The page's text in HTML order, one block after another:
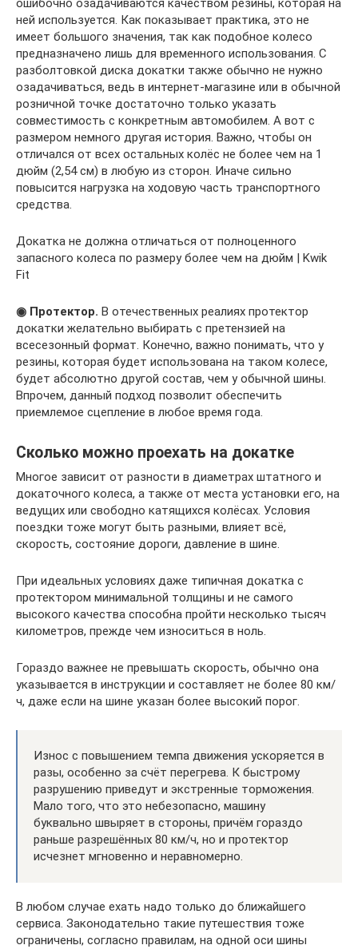
ошибочно озадачиваются качеством резины, которая на
ней используется. Как показывает практика, это не
имеет большого значения, так как подобное колесо
предназначено лишь для временного использования. С
разболтовкой диска докатки также обычно не нужно
озадачиваться, ведь в интернет-магазине или в обычной
розничной точке достаточно только указать
совместимость с конкретным автомобилем. А вот с
размером немного другая история. Важно, чтобы он
отличался от всех остальных колёс не более чем на 1
дюйм (2,54 см) в любую из сторон. Иначе сильно
повысится нагрузка на ходовую часть транспортного
средства.
Докатка не должна отличаться от полноценного
запасного колеса по размеру более чем на дюйм | Kwik
Fit
◉ Протектор. В отечественных реалиях протектор
докатки желательно выбирать с претензией на
всесезонный формат. Конечно, важно понимать, что у
резины, которая будет использована на таком колесе,
будет абсолютно другой состав, чем у обычной шины.
Впрочем, данный подход позволит обеспечить
приемлемое сцепление в любое время года.
Сколько можно проехать на докатке
Многое зависит от разности в диаметрах штатного и
докаточного колеса, а также от места установки его, на
ведущих или свободно катящихся колёсах. Условия
поездки тоже могут быть разными, влияет всё,
скорость, состояние дороги, давление в шине.
При идеальных условиях даже типичная докатка с
протектором минимальной толщины и не самого
высокого качества способна пройти несколько тысяч
километров, прежде чем износиться в ноль.
Гораздо важнее не превышать скорость, обычно она
указывается в инструкции и составляет не более 80 км/
ч, даже если на шине указан более высокий порог.
Износ с повышением темпа движения ускоряется в
разы, особенно за счёт перегрева. К быстрому
разрушению приведут и экстренные торможения.
Мало того, что это небезопасно, машину
буквально швыряет в стороны, причём гораздо
раньше разрешённых 80 км/ч, но и протектор
исчезнет мгновенно и неравномерно.
В любом случае ехать надо только до ближайшего
сервиса. Законодательно такие путешествия тоже
ограничены, согласно правилам, на одной оси шины